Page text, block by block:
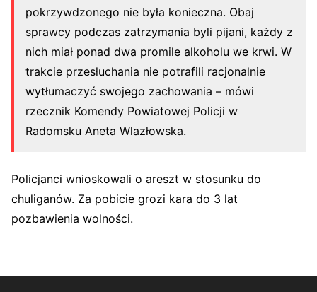
pokrzywdzonego nie była konieczna. Obaj
sprawcy podczas zatrzymania byli pijani, każdy z
nich miał ponad dwa promile alkoholu we krwi. W
trakcie przesłuchania nie potrafili racjonalnie
wytłumaczyć swojego zachowania – mówi
rzecznik Komendy Powiatowej Policji w
Radomsku Aneta Wlazłowska.
Policjanci wnioskowali o areszt w stosunku do
chuliganów. Za pobicie grozi kara do 3 lat
pozbawienia wolności.